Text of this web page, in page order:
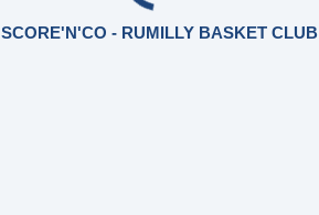
SCORE'N'CO - RUMILLY BASKET CLUB